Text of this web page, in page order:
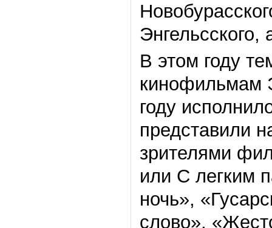
Энгельсского,
В этом году
кинофильмам
году
представили
зрителями
или С легким
ночь»,
слово»,